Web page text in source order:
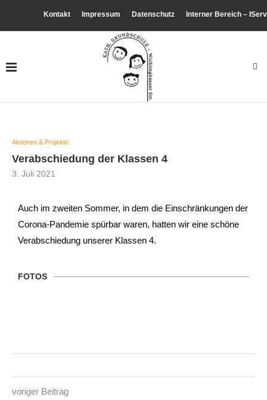
Kontakt Impressum Datenschutz Interner Bereich – IServ
Aktionen & Projekte
Verabschiedung der Klassen 4
3. Juli 2021
Auch im zweiten Sommer, in dem die Einschränkungen der
Corona-Pandemie spürbar waren, hatten wir eine schöne
Verabschiedung unserer Klassen 4.
FOTOS
voriger Beitrag